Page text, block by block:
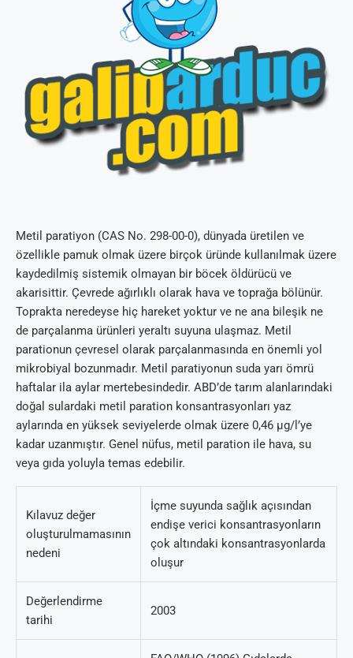
Metil paratiyon (CAS No. 298-00-0), dünyada üretilen ve
özellikle pamuk olmak üzere birçok üründe kullanılmak üzere
kaydedilmiş sistemik olmayan bir böcek öldürücü ve
akarisittir. Çevrede ağırlıklı olarak hava ve toprağa bölünür.
Toprakta neredeyse hiç hareket yoktur ve ne ana bileşik ne
de parçalanma ürünleri yeraltı suyuna ulaşmaz. Metil
parationun çevresel olarak parçalanmasında en önemli yol
mikrobiyal bozunmadır. Metil paratiyonun suda yarı ömrü
haftalar ila aylar mertebesindedir. ABD’de tarım alanlarındaki
doğal sulardaki metil paration konsantrasyonları yaz
aylarında en yüksek seviyelerde olmak üzere 0,46 µg/l’ye
kadar uzanmıştır. Genel nüfus, metil paration ile hava, su
veya gıda yoluyla temas edebilir.
Kılavuz değer
oluşturulmamasının
nedeni
İçme suyunda sağlık açısından
endişe verici konsantrasyonların
çok altındaki konsantrasyonlarda
oluşur
Değerlendirme
tarihi
2003